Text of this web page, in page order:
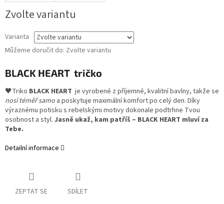
Zvolte variantu
Varianta
Můžeme doručit do: Zvolte variantu
BLACK HEART tričko
🖤Triko BLACK HEART je vyrobené z příjemné, kvalitní bavlny, takže se
nosí téměř samo a poskytuje maximální komfort po celý den. Díky
výraznému potisku s rebelskými motivy dokonale podtrhne Tvou
osobnost a styl. Jasně ukaž, kam patříš – BLACK HEART mluví za
Tebe.
Detailní informace
ZEPTAT SE SDÍLET